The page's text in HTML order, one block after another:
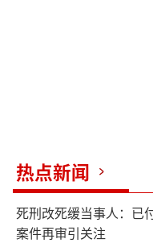
热点新闻
死刑改死缓当事人：已
案件再审引关注